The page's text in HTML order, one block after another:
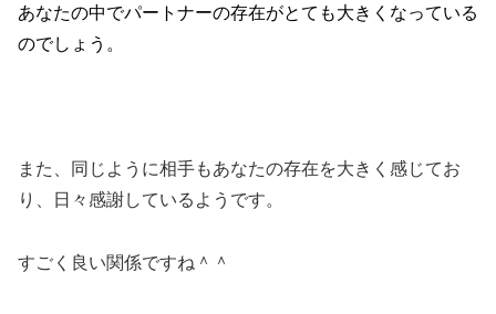
あなたの中でパートナーの存在がとても大きくなっている
のでしょう。
また、同じように相手もあなたの存在を大きく感じてお
り、日々感謝しているようです。
すごく良い関係ですね＾＾